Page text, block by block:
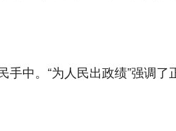
中。“为人民出政绩”强调